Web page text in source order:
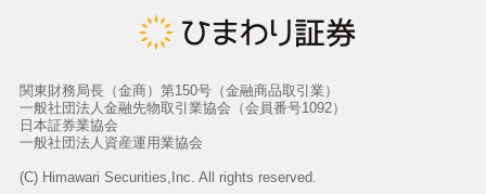
関東財務局長（金商）第150号（金融商品取引業）
一般社団法人金融先物取引業協会（会員番号1092）
日本証券業協会
一般社団法人資産運用業協会
(C) Himawari Securities,Inc. All rights reserved.